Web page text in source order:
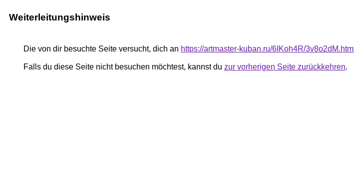
Weiterleitungshinweis
Die von dir besuchte Seite versucht, dich an https://artmaster-kuban.ru/6IKoh4R/3v8o2dM.html
Falls du diese Seite nicht besuchen möchtest, kannst du zur vorherigen Seite zurückkehren.